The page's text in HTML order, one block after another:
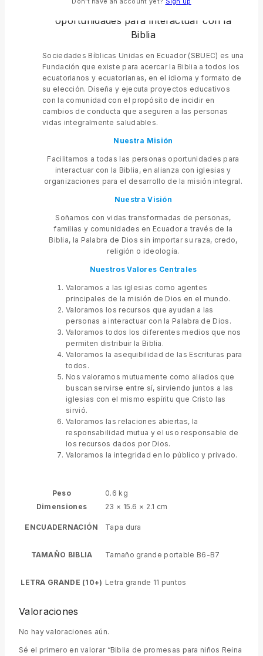
Facilitamos a todas las personas
oportunidades para interactuar con la
Biblia
Sociedades Bíblicas Unidas en Ecuador (SBUEC) es una
Fundación que existe para acercar la Biblia a todos los
ecuatorianos y ecuatorianas, en el idioma y formato de
su elección. Diseña y ejecuta proyectos educativos
con la comunidad con el propósito de incidir en
cambios de conducta que aseguren a las personas
vidas integralmente saludables.
Nuestra Misión
Facilitamos a todas las personas oportunidades para
interactuar con la Biblia, en alianza con iglesias y
organizaciones para el desarrollo de la misión integral.
Nuestra Visión
Soñamos con vidas transformadas de personas,
familias y comunidades en Ecuador a través de la
Biblia, la Palabra de Dios sin importar su raza, credo,
religión o ideología.
Nuestros Valores Centrales
Valoramos a las iglesias como agentes
principales de la misión de Dios en el mundo.
Valoramos los recursos que ayudan a las
personas a interactuar con la Palabra de Dios.
Valoramos todos los diferentes medios que nos
permiten distribuir la Biblia.
Valoramos la asequibilidad de las Escrituras para
todos.
Nos valoramos mutuamente como aliados que
buscan servirse entre sí, sirviendo juntos a las
iglesias con el mismo espíritu que Cristo las
sirvió.
Valoramos las relaciones abiertas, la
responsabilidad mutua y el uso responsable de
los recursos dados por Dios.
Valoramos la integridad en lo público y privado.
Peso
0.6 kg
Dimensiones
23 × 15.6 × 2.1 cm
ENCUADERNACIÓN Tapa dura
TAMAÑO BIBLIA Tamaño grande portable B6-B7
LETRA GRANDE (10+) Letra grande 11 puntos
Valoraciones
No hay valoraciones aún.
Sé el primero en valorar “Biblia de promesas para niños Reina
Don't have an account yet? Sign up